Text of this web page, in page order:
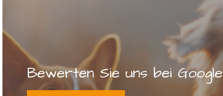
Bewerten Sie uns bei Google